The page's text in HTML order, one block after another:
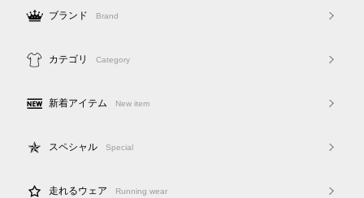
ブランド Brand
カテゴリ Category
新着アイテム New item
スペシャル Special
走れるウェア Running wear